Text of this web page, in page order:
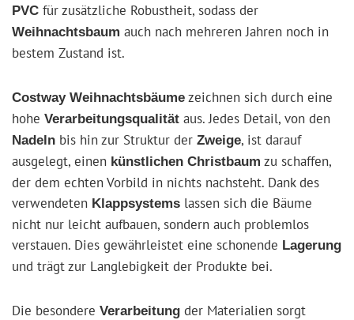
PVC für zusätzliche Robustheit, sodass der
Weihnachtsbaum auch nach mehreren Jahren noch in
bestem Zustand ist.
Costway Weihnachtsbäume zeichnen sich durch eine
hohe Verarbeitungsqualität aus. Jedes Detail, von den
Nadeln bis hin zur Struktur der Zweige, ist darauf
ausgelegt, einen künstlichen Christbaum zu schaffen,
der dem echten Vorbild in nichts nachsteht. Dank des
verwendeten Klappsystems lassen sich die Bäume
nicht nur leicht aufbauen, sondern auch problemlos
verstauen. Dies gewährleistet eine schonende Lagerung
und trägt zur Langlebigkeit der Produkte bei.
Die besondere Verarbeitung der Materialien sorgt